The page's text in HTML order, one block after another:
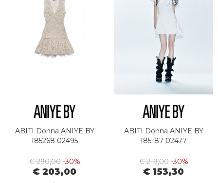
ABITI Donna ANIYE BY
185268 02495
€ 290,00 -30%
€ 203,00
ABITI Donna ANIYE BY
185187 02477
€ 219,00 -30%
€ 153,30